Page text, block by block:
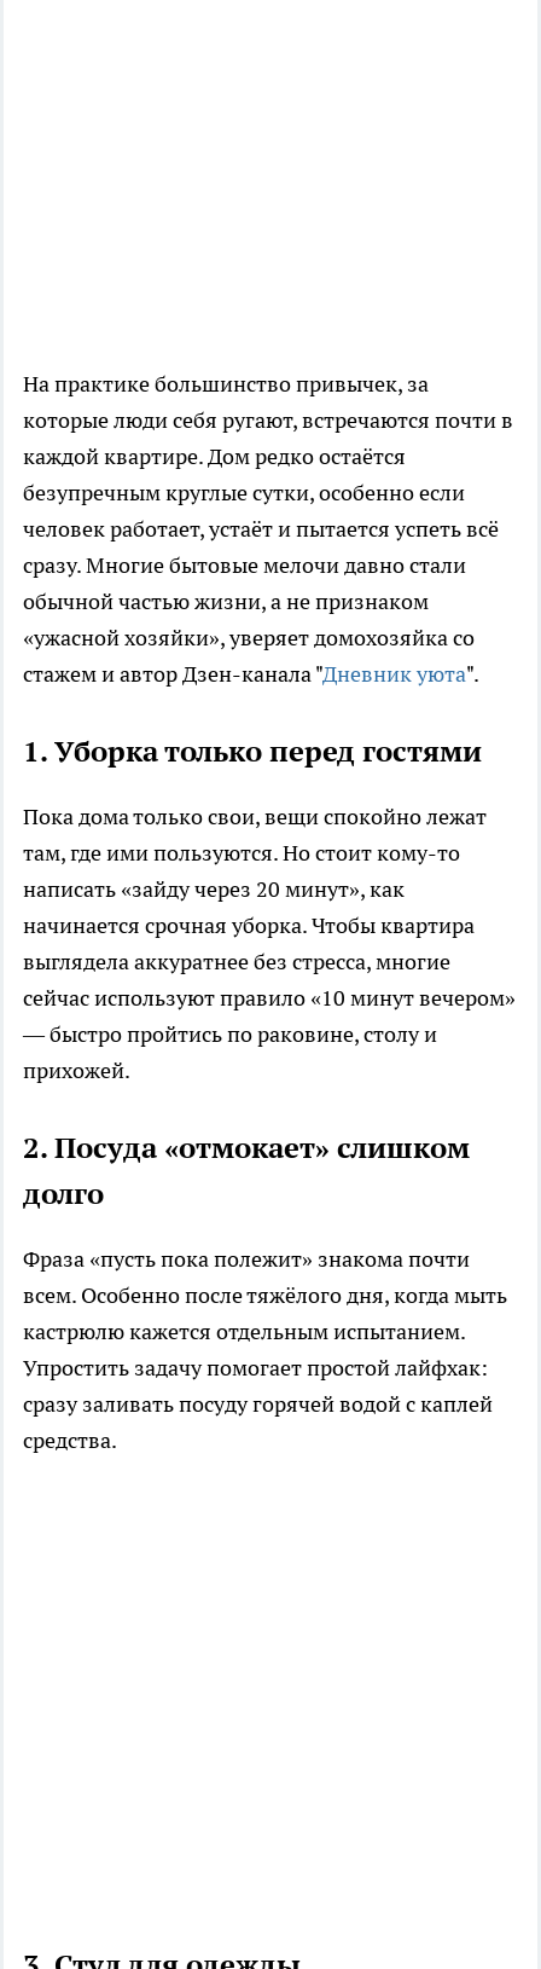
На практике большинство привычек, за
которые люди себя ругают, встречаются почти в
каждой квартире. Дом редко остаётся
безупречным круглые сутки, особенно если
человек работает, устаёт и пытается успеть всё
сразу. Многие бытовые мелочи давно стали
обычной частью жизни, а не признаком
«ужасной хозяйки», уверяет домохозяйка со
стажем и автор Дзен-канала "Дневник уюта".
1. Уборка только перед гостями
Пока дома только свои, вещи спокойно лежат
там, где ими пользуются. Но стоит кому-то
написать «зайду через 20 минут», как
начинается срочная уборка. Чтобы квартира
выглядела аккуратнее без стресса, многие
сейчас используют правило «10 минут вечером»
— быстро пройтись по раковине, столу и
прихожей.
2. Посуда «отмокает» слишком
долго
Фраза «пусть пока полежит» знакома почти
всем. Особенно после тяжёлого дня, когда мыть
кастрюлю кажется отдельным испытанием.
Упростить задачу помогает простой лайфхак:
сразу заливать посуду горячей водой с каплей
средства.